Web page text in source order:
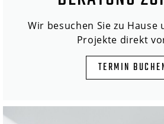
Wir besuchen Sie zu Hause
Projekte direkt
TERMIN